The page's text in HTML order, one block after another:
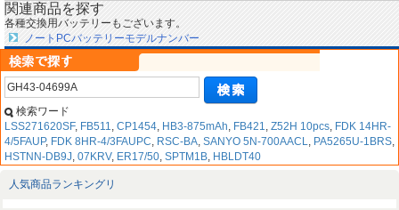
関連商品を探す
各種交換用バッテリーもございます。
ノートPCバッテリーモデルナンバー
検索ワード
LSS271620SF, FB511, CP1454, HB3-875mAh, FB421, Z52H 10pcs, FDK 14HR-
4/5FAUP, FDK 8HR-4/3FAUPC, RSC-BA, SANYO 5N-700AACL, PA5265U-1BRS,
HSTNN-DB9J, 07KRV, ER17/50, SPTM1B, HBLDT40
人気商品ランキングリ